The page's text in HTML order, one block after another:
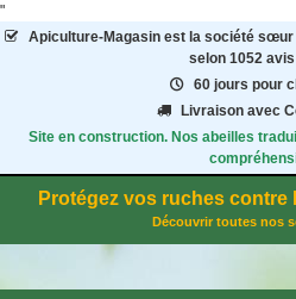
"
Apiculture-Magasinest la société sœur
selon 1052
60 jours pour
Livraison avec
Site en construction. Nos abeilles
Protégez vos ruches contre
Découvrir toutes nos